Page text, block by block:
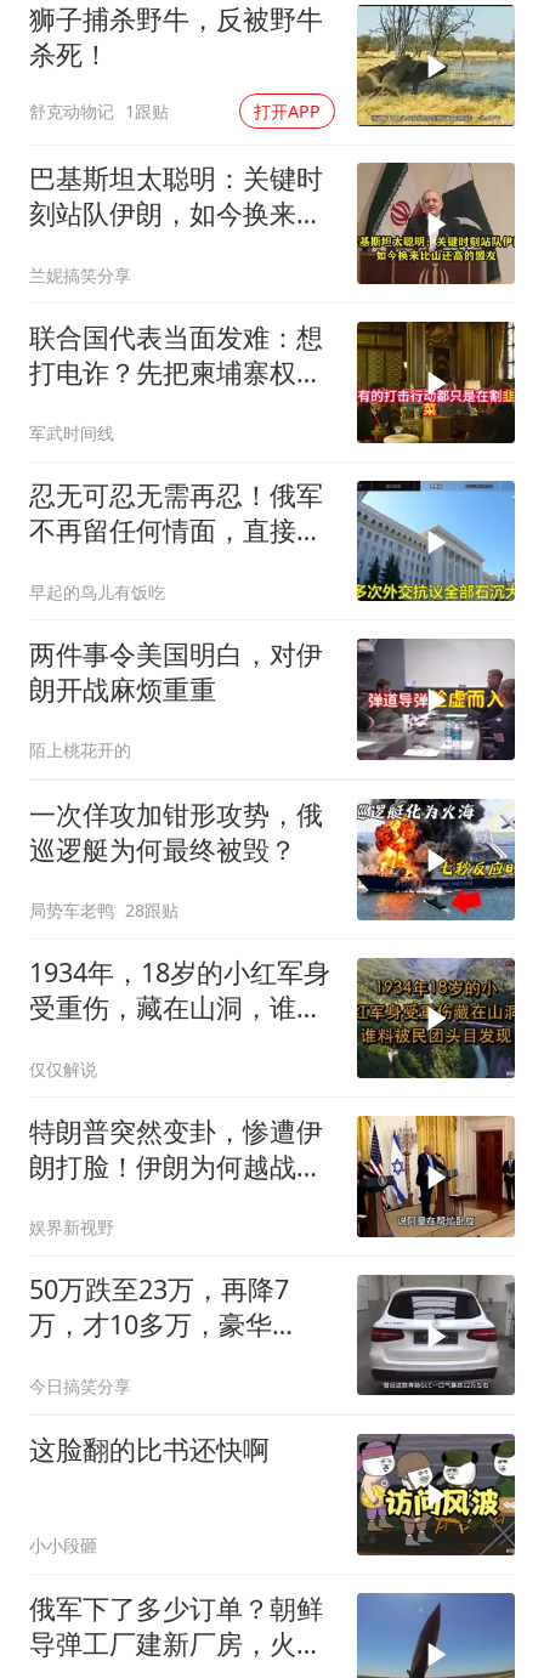
狮子捕杀野牛，反被野牛
杀死！
舒克动物记 1跟贴 打开APP
巴基斯坦太聪明：关键时
刻站队伊朗，如今换来比
兰妮搞笑分享
联合国代表当面发难：想
打电诈？先把柬埔寨权贵
军武时间线
忍无可忍无需再忍！俄军
不再留任何情面，直接炸
早起的鸟儿有饭吃
两件事令美国明白，对伊
朗开战麻烦重重
陌上桃花开的
一次佯攻加钳形攻势，俄
巡逻艇为何最终被毁？
局势车老鸭 28跟贴
1934年，18岁的小红军身
受重伤，藏在山洞，谁料
仅仅解说
特朗普突然变卦，惨遭伊
朗打脸！伊朗为何越战越
娱界新视野
50万跌至23万，再降7
万，才10多万，豪华
今日搞笑分享
这脸翻的比书还快啊
小小段砸
俄军下了多少订单？朝鲜
导弹工厂建新厂房，火星